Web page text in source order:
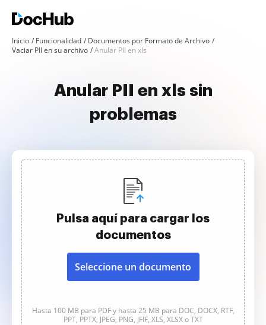
Inicio Funcionalidad
Documentos por Formato de Archivo
Vaciar PII en su archivo
Anular PII en xls
Anular PII en xls sin
problemas
Pulsa aquí para cargar los
documentos
Seleccione un documento
Hasta 100 MB para PDF y hasta 25 MB para DOC, DOCX, RTF,
PPT, PPTX, JPEG, PNG, JFIF, XLS, XLSX o TXT